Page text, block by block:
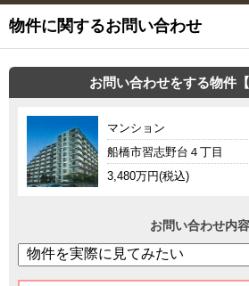
物件に関するお問い合わせ
お問い合わせをする物件【
マンション
船橋市習志野台４丁目
3,480万円(税込)
お問い合わせ内容